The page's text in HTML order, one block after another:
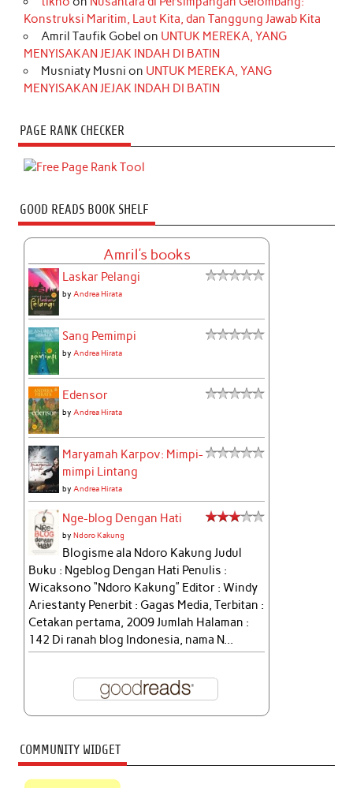
Konstruksi Maritim, Laut Kita, dan Tanggung Jawab Kita
Amril Taufik Gobel on UNTUK MEREKA, YANG
MENYISAKAN JEJAK INDAH DI BATIN
Musniaty Musni on UNTUK MEREKA, YANG
MENYISAKAN JEJAK INDAH DI BATIN
PAGE RANK CHECKER
GOOD READS BOOK SHELF
Amril's books
Laskar Pelangi
byAndrea Hirata
Sang Pemimpi
byAndrea Hirata
Edensor
byAndrea Hirata
Maryamah Karpov: Mimpi-
mimpi Lintang
byAndrea Hirata
Nge-blog Dengan Hati
byNdoro Kakung
Blogisme ala Ndoro Kakung Judul
Buku : Ngeblog Dengan Hati Penulis :
Wicaksono “Ndoro Kakung” Editor : Windy
Ariestanty Penerbit : Gagas Media, Terbitan :
Cetakan pertama, 2009 Jumlah Halaman :
142 Di ranah blog Indonesia, nama N...
COMMUNITY WIDGET